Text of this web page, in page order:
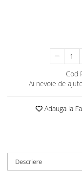
Piese instalatii
Piese si accesorii
Ocheti remorcare
Belarus
Carraro
Cod
Ai nevoie de
Adauga la
Descriere